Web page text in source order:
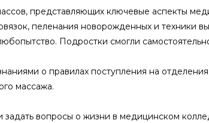
представляющих ключевые аспекты
пеленания новорожденных и техники
Подростки смогли
о правилах поступления на
массажа.
вопросы о жизни в медицинском